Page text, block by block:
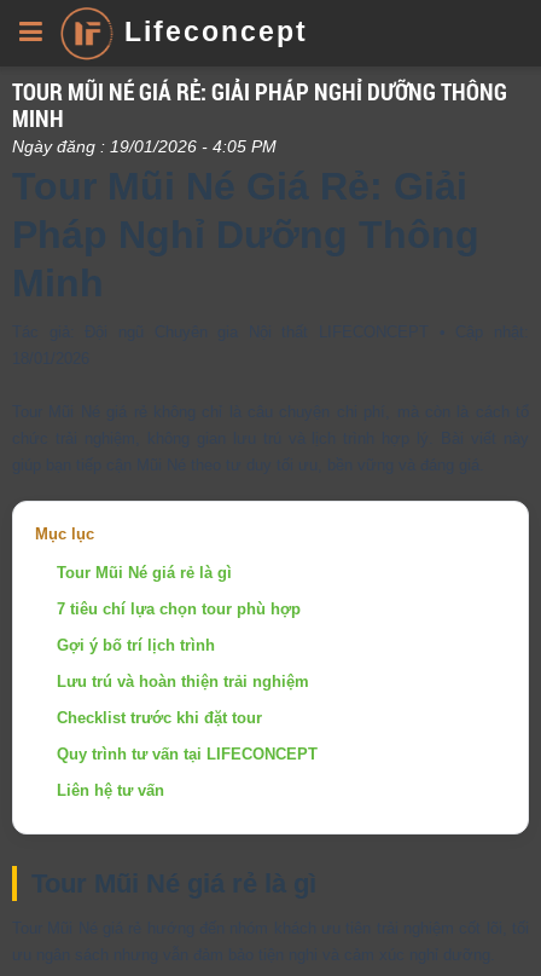
Lifeconcept
TOUR MŨI NÉ GIÁ RẺ: GIẢI PHÁP NGHỈ DƯỠNG THÔNG
MINH
Ngày đăng : 19/01/2026 - 4:05 PM
Tour Mũi Né Giá Rẻ: Giải
Pháp Nghỉ Dưỡng Thông
Minh
Mục lục
Tour Mũi Né giá rẻ là gì
7 tiêu chí lựa chọn tour phù hợp
Gợi ý bố trí lịch trình
Lưu trú và hoàn thiện trải nghiệm
Checklist trước khi đặt tour
Quy trình tư vấn tại LIFECONCEPT
Liên hệ tư vấn
Tour Mũi Né giá rẻ là gì